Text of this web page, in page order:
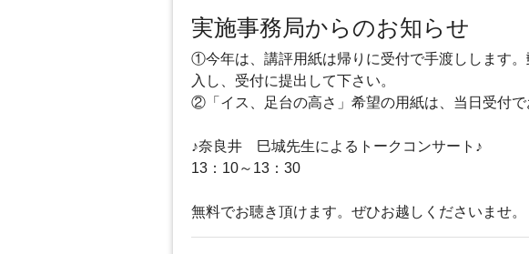
実施事務局からのお知らせ
①今年は、講評用紙は帰りに受付で手渡しします
入し、受付に提出して下さい。
②「イス、足台の高さ」希望の用紙は、当日受付
♪奈良井 巳城先生によるトークコンサート♪
13：10～13：30
無料でお聴き頂けます。ぜひお越しくださいませ